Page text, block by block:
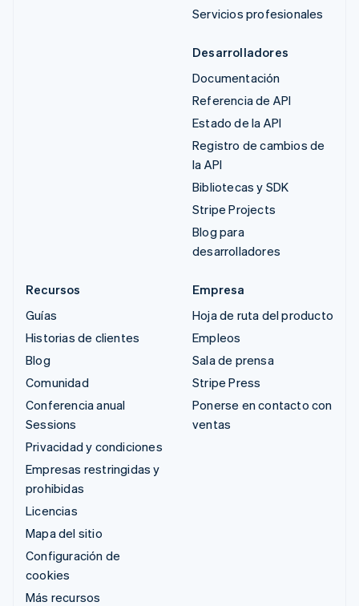
Servicios profesionales
Desarrolladores
Documentación
Referencia de API
Estado de la API
Registro de cambios de
la API
Bibliotecas y SDK
Stripe Projects
Blog para
desarrolladores
Recursos
Guías
Historias de clientes
Blog
Comunidad
Conferencia anual
Sessions
Privacidad y condiciones
Empresas restringidas y
prohibidas
Licencias
Mapa del sitio
Configuración de
cookies
Más recursos
Empresa
Hoja de ruta del producto
Empleos
Sala de prensa
Stripe Press
Ponerse en contacto con
ventas